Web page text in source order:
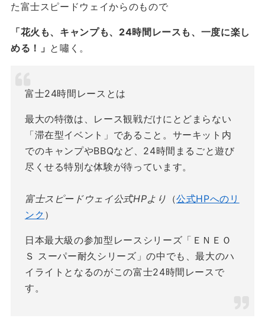
た富士スピードウェイからのもので
「花火も、キャンプも、24時間レースも、一度に楽し
める！」 と嘯く。
富士24時間レースとは
最大の特徴は、レース観戦だけにとどまらない
「滞在型イベント」であること。サーキット内
でのキャンプやBBQなど、24時間まるごと遊び
尽くせる特別な体験が待っています。
富士スピードウェイ公式HPより （公式HPへのリ
ンク ）
日本最大級の参加型レースシリーズ「ＥＮＥＯ
Ｓ スーパー耐久シリーズ」の中でも、最大のハ
イライトとなるのがこの富士24時間レースで
す。